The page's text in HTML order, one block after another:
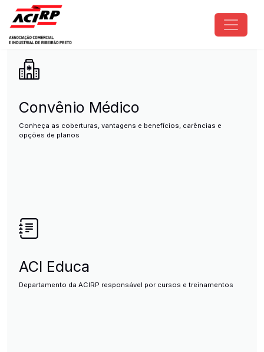
Pular para o conteúdo principal
ACIRP - Associação Comercial
Convênio Médico
Conheça as coberturas, vantagens e benefícios, carências e
opções de planos
ACI Educa
Departamento da ACIRP responsável por cursos e treinamentos